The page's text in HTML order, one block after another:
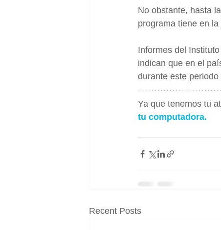
No obstante, hasta
programa tiene en
Informes del
indican que en el
durante este
Ya que tenemos tu
tu computadora.
Recent Posts